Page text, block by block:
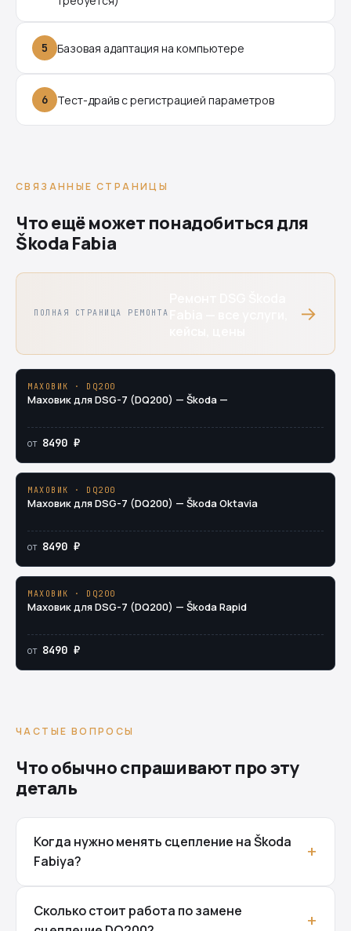
5 Базовая адаптация на компьютере
6 Тест-драйв с регистрацией параметров
СВЯЗАННЫЕ СТРАНИЦЫ
Что ещё может понадобиться для
Škoda Fabia
ПОЛНАЯ СТРАНИЦА РЕМОНТА →
МАХОВИК · DQ200
Маховик для DSG-7 (DQ200) — Škoda —
от 8490 ₽
МАХОВИК · DQ200
Маховик для DSG-7 (DQ200) — Škoda Oktavia
от 8490 ₽
МАХОВИК · DQ200
Маховик для DSG-7 (DQ200) — Škoda Rapid
от 8490 ₽
ЧАСТЫЕ ВОПРОСЫ
Что обычно спрашивают про эту
деталь
Когда нужно менять сцепление на Škoda
Fabiya?
Сколько стоит работа по замене